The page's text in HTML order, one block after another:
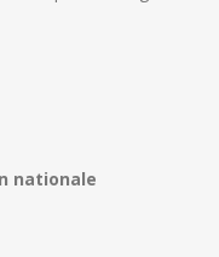
nationale